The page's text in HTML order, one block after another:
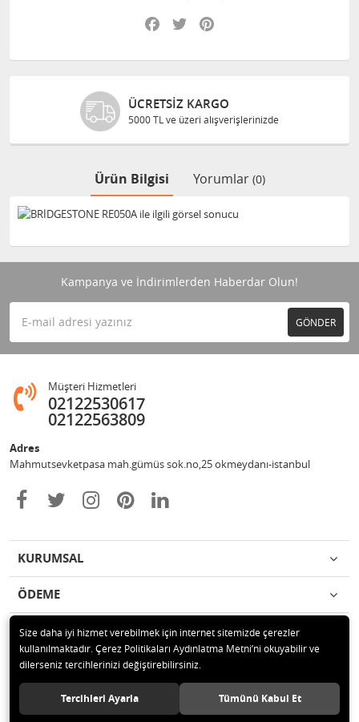
Facebook
Twitter
ÜCRETSIZ KARGO
5000 TL ve üzeri alışverişlerinizde
Ürün Bilgisi Yorumlar (0)
Kampanya ve İndirimlerden Haberdar Olun!
GÖNDER
Müşteri Hizmetleri
02122530617
02122563809
Adres
Mahmutsevketpasa mah.gümüs sok.no,25 okmeydanı-istanbul
KURUMSAL
ÖDEME
İLETİŞİM
© 2020 Metin otomotiv hizmet ve ticaret ltd.şti Tüm hakları saklıdır.
Size daha iyi hizmet verebilmek için internet sitemizde çerezler
kullanılmaktadır. Çerez Politikaları Aydınlatma Metni’ni okuyabilir ve
dilerseniz tercihlerinizi değiştirebilirsiniz.
Tercihleri Ayarla Tümünü Kabul Et